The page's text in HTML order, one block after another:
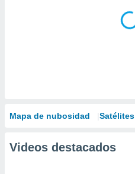
Mapa de nubosidad Satélites
Videos destacados